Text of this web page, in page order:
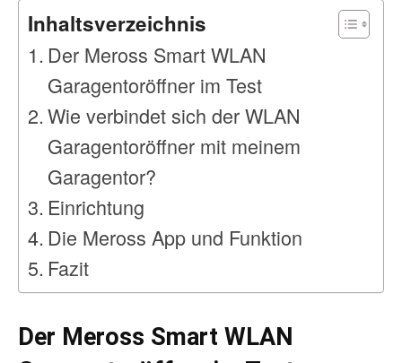
Inhaltsverzeichnis
Der Meross Smart WLAN
Garagentoröffner im Test
Wie verbindet sich der WLAN
Garagentoröffner mit meinem
Garagentor?
Einrichtung
Die Meross App und Funktion
Fazit
Der Meross Smart WLAN